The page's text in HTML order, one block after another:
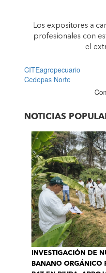
Los expositores a
profesionales con
el
CITEagropecuario
Cedepas Norte
NOTICIAS
INVESTIGACIÓN DE
BANANO ORGÁNICO